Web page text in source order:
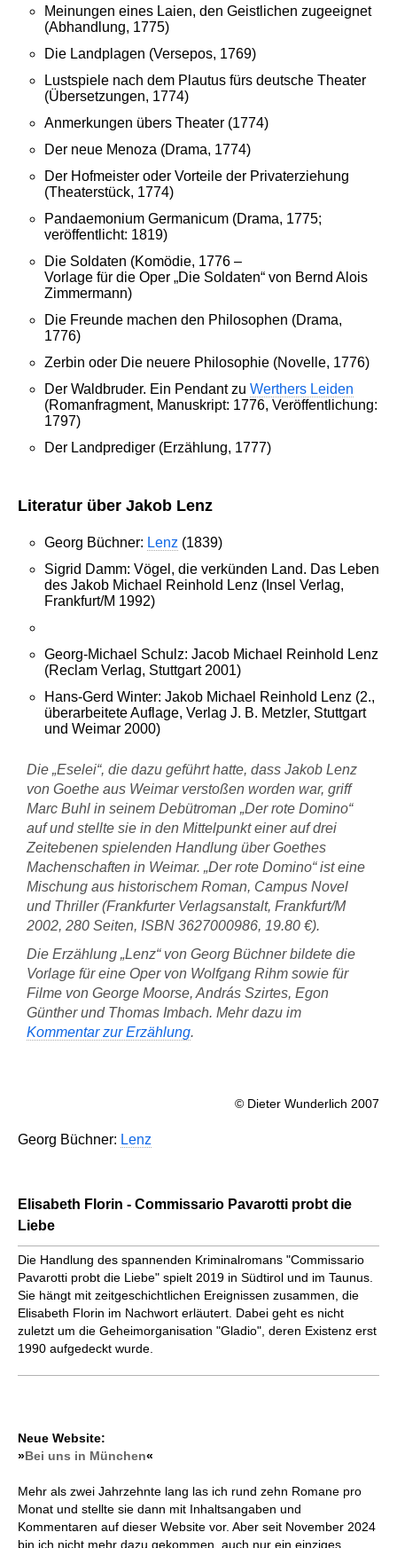
Meinungen eines Laien, den Geistlichen zugeeignet
(Abhandlung, 1775)
Die Landplagen (Versepos, 1769)
Lustspiele nach dem Plautus fürs deutsche Theater
(Übersetzungen, 1774)
Anmerkungen übers Theater (1774)
Der neue Menoza (Drama, 1774)
Der Hofmeister oder Vorteile der Privaterziehung
(Theaterstück, 1774)
Pandaemonium Germanicum (Drama, 1775;
veröffentlicht: 1819)
Die Soldaten (Komödie, 1776 –
Vorlage für die Oper „Die Soldaten“ von Bernd Alois
Zimmermann)
Die Freunde machen den Philosophen (Drama,
1776)
Zerbin oder Die neuere Philosophie (Novelle, 1776)
Der Waldbruder. Ein Pendant zu Werthers Leiden
(Romanfragment, Manuskript: 1776, Veröffentlichung:
1797)
Der Landprediger (Erzählung, 1777)
Literatur über Jakob Lenz
Georg Büchner: Lenz (1839)
Sigrid Damm: Vögel, die verkünden Land. Das Leben
des Jakob Michael Reinhold Lenz (Insel Verlag,
Frankfurt/M 1992)
Georg-Michael Schulz: Jacob Michael Reinhold Lenz
(Reclam Verlag, Stuttgart 2001)
Hans-Gerd Winter: Jakob Michael Reinhold Lenz (2.,
überarbeitete Auflage, Verlag J. B. Metzler, Stuttgart
und Weimar 2000)
Die „Eselei“, die dazu geführt hatte, dass Jakob Lenz
von Goethe aus Weimar verstoßen worden war, griff
Marc Buhl in seinem Debütroman „Der rote Domino“
auf und stellte sie in den Mittelpunkt einer auf drei
Zeitebenen spielenden Handlung über Goethes
Machenschaften in Weimar. „Der rote Domino“ ist eine
Mischung aus historischem Roman, Campus Novel
und Thriller (Frankfurter Verlagsanstalt, Frankfurt/M
2002, 280 Seiten, ISBN 3627000986, 19.80 €).
Die Erzählung „Lenz“ von Georg Büchner bildete die
Vorlage für eine Oper von Wolfgang Rihm sowie für
Filme von George Moorse, András Szirtes, Egon
Günther und Thomas Imbach. Mehr dazu im
Kommentar zur Erzählung.
© Dieter Wunderlich 2007
Georg Büchner: Lenz
Elisabeth Florin - Commissario Pavarotti probt die
Liebe
Die Handlung des spannenden Kriminalromans "Commissario
Pavarotti probt die Liebe" spielt 2019 in Südtirol und im Taunus.
Sie hängt mit zeitgeschichtlichen Ereignissen zusammen, die
Elisabeth Florin im Nachwort erläutert. Dabei geht es nicht
zuletzt um die Geheim­organisation "Gladio", deren Existenz erst
1990 aufgedeckt wurde.
Neue Website:
»Bei uns in München«
Mehr als zwei Jahrzehnte lang las ich rund zehn Romane pro
Monat und stellte sie dann mit Inhaltsangaben und
Kommentaren auf dieser Website vor. Aber seit November 2024
bin ich nicht mehr dazu gekommen, auch nur ein einziges